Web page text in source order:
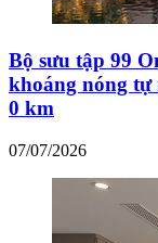
Bộ sưu tập 99
khoáng nóng tự
0 km
07/07/2026